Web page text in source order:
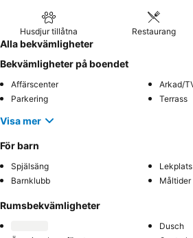
Husdjur tillåtna Restaurang
Alla bekvämligheter
Bekvämligheter på boendet
Affärscenter
Arkad/
Parkering
Terrass
Visa mer
För barn
Spjälsäng
Lekplats
Barnklubb
Måltider
Rumsbekvämligheter
Dusch